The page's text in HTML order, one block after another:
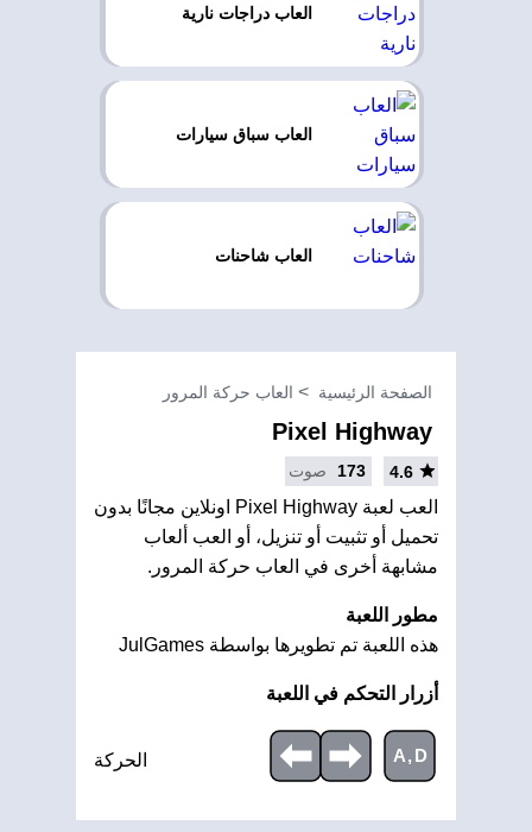
العاب دراجات نارية
العاب سباق سيارات
العاب شاحنات
الصفحة الرئيسية العاب حركة المرور
Pixel Highway
4.6
173 صوت
العب لعبة Pixel Highway اونلاين مجانًا بدون
تحميل أو تثبيت أو تنزيل، أو العب ألعاب
مشابهة أخرى في العاب حركة المرور.
مطور اللعبة
هذه اللعبة تم تطويرها بواسطة JulGames
أزرار التحكم في اللعبة
A,D الحركة